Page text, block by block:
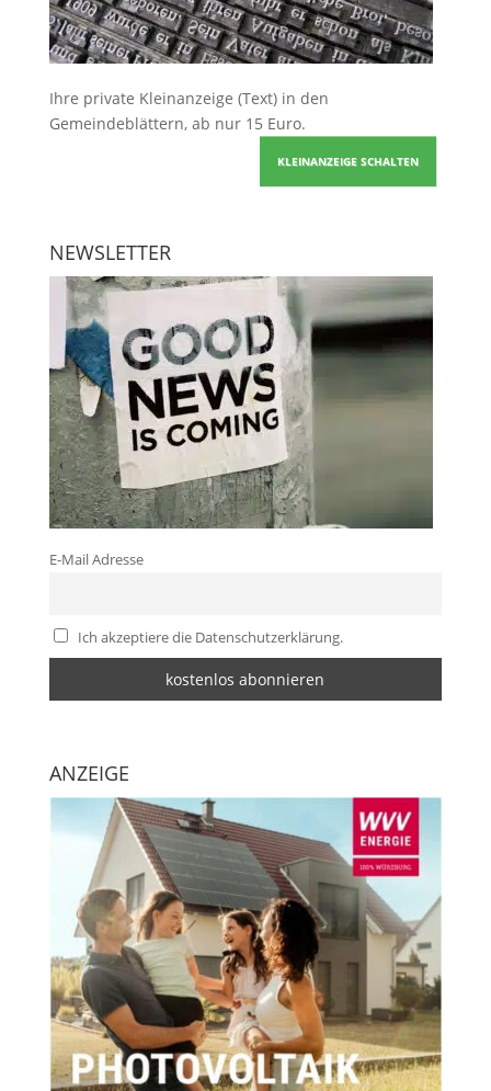
Ihre private Kleinanzeige (Text) in den
Gemeindeblättern, ab nur 15 Euro.
KLEINANZEIGE SCHALTEN
NEWSLETTER
E-Mail Adresse
Ich akzeptiere die Datenschutzerklärung.
ANZEIGE